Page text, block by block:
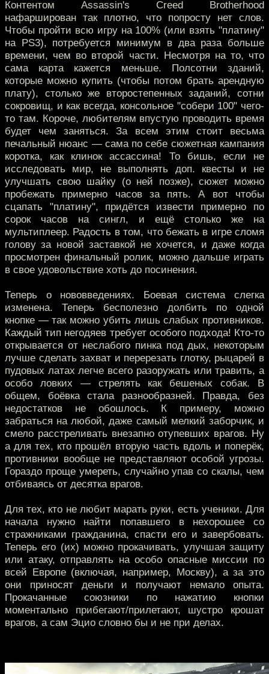
Контентом Assassin's Creed Brotherhood
нафарширован так плотно, что попросту нет слов.
Чтобы пройти всю игру на 100% (или взять "платину"
на PS3), потребуется минимум в два раза больше
времени, чем во второй части. Несмотря на то, что
сама карта кажется меньше. Полсотни зданий,
которые можно купить (чтобы потом брать арендную
плату), столько же второстепенных заданий, сотни
сокровищ, и как всегда, консольное "собери 100" чего-
то там. Короче, любителям впустую проводить время
будет чем заняться. За всем этим стоит весьма
печальный нюанс — сама по себе сюжетная кампания
коротка, как клинок ассассина! То бишь, если не
исследовать мир, не выполнять доп. квесты и не
улучшать свою шайку (о ней позже), сюжет можно
пробежать примерно часов за пять. А вот чтобы
сцапать "платину", придётся извести примерно по
сорок часов на сингл, и ещё столько же на
мультиплеер. Радость в том, что бежать в игре сломя
голову за новой заставкой не хочется, и даже когда
просмотрен финальный ролик, можно дальше играть
в свое удовольствие хоть до посинения.
Теперь о нововведениях. Боевая система слегка
изменена. Теперь бесполезно долбить по одной
кнопке — так можно убить лишь слабых противников.
Каждый тип негодяев требует особого подхода! Кто-то
открывается от неслабого пинка под дых, некоторым
лучше сделать захват и перерезать глотку, рыцарей в
пудовых латах легче всего разоружать или травить, а
особо ловких — стрелять как бешеных собак. В
общем, боёвка стала разнообразней. Правда, без
недостатков не обошлось. К примеру, можно
забраться на любой, даже самый мелкий заборчик, и
смело расстреливать внезапно отупевших врагов. Ну
а для тех, кто прошёл вторую часть вдоль и поперёк,
противники вообще не представляют особой угрозы.
Гораздо проще умереть, случайно упав со скалы, чем
отбиваясь от десятка врагов.
Для тех, кто не любит марать руки, есть ученики. Для
начала нужно найти попавшего в нехорошее со
стражниками гражданина, спасти его и завербовать.
Теперь его (их) можно прокачивать, улучшая защиту
или атаку, отправлять на особо опасные миссии по
всей Европе (включая, например, Москву), а за это
они приносят деньги и получают немало опыта.
Прокачанные союзники по нажатию кнопки
моментально прибегают/прилетают, шустро крошат
врагов, а сам Эцио словно бы и не при делах.